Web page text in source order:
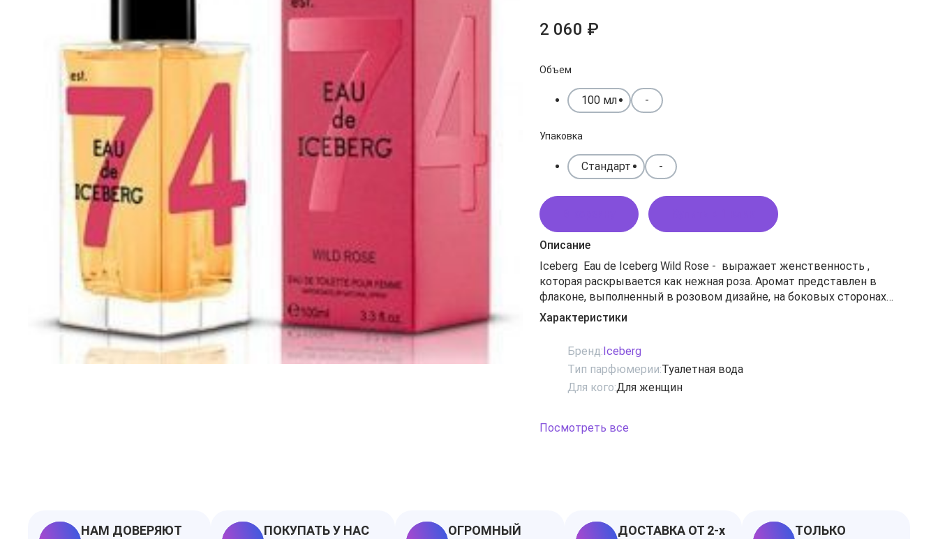
2 060 ₽
Объем
100 мл -
Упаковка
Стандарт -
Описание
Iceberg Eau de Iceberg Wild Rose - выражает женственность ,
которая раскрывается как нежная роза. Аромат представлен в
флаконе, выполненный в розовом дизайне, на боковых сторонах
расположены 2 цифры «74», выражающие дебют выпуска бренда.
Верхними нотами аромата являются: апельсин, цветочный имбирь,
Характеристики
Бренд:Iceberg
Тип парфюмерии:Туалетная вода
Для кого:Для женщин
Посмотреть все
НАМ ДОВЕРЯЮТ
ПОКУПАТЬ У НАС
ОГРОМНЫЙ
ДОСТАВКА ОТ 2-х
ТОЛЬКО